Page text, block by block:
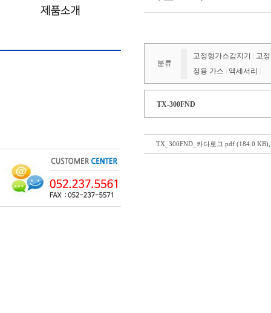
분류
고정형가스감지기
고
정용 가스
액세서리
TX-300FND
TX_300FND_카다로그.pdf (184.0 KB)